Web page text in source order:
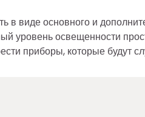
в виде основного и
уровень освещенности
приборы, которые будут